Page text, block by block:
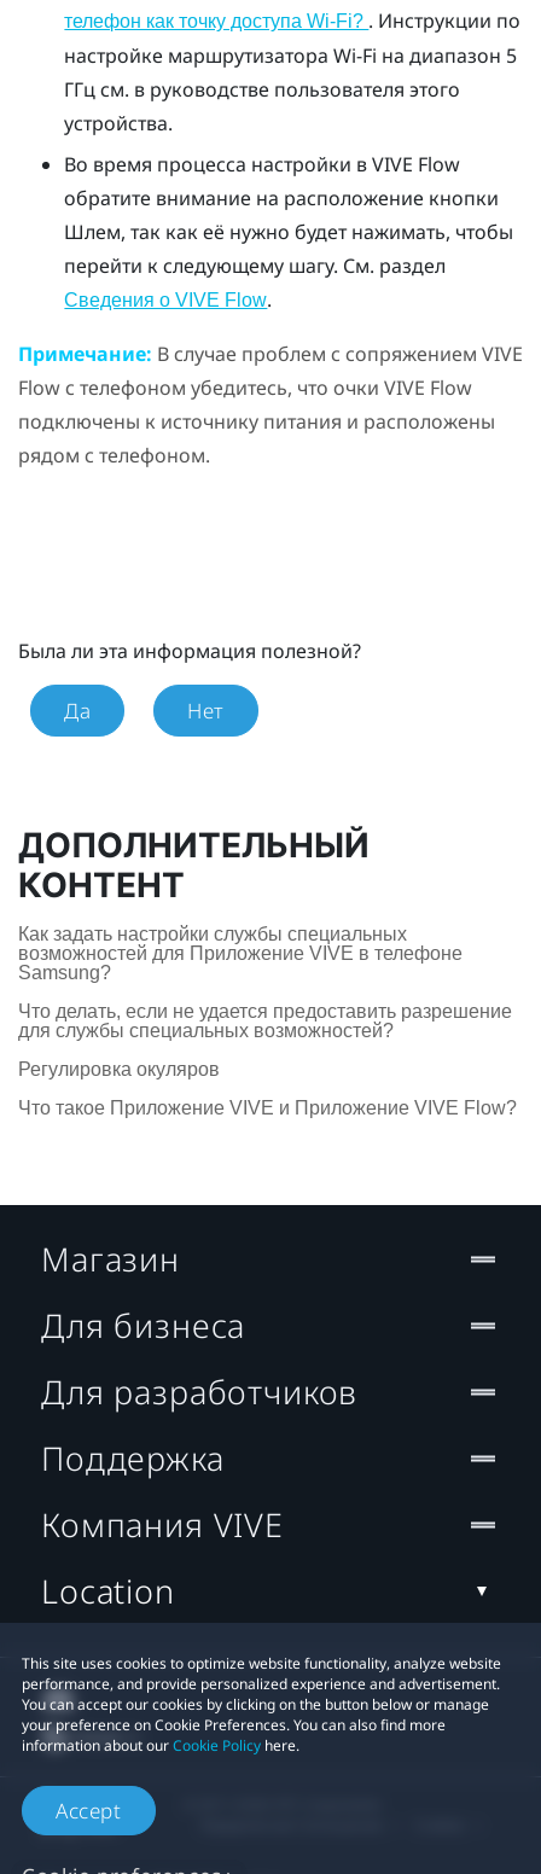
телефон как точку доступа Wi-Fi? . Инструкции по
настройке маршрутизатораWi-Fi на диапазон 5
ГГц см. в руководстве пользователя этого
устройства.
Во время процесса настройки вVIVE Flow
обратите внимание на расположение кнопки
Шлем, так как её нужно будет нажимать, чтобы
перейти к следующему шагу. См. раздел
Сведения о VIVE Flow.
Примечание: В случае проблем с сопряжением VIVE
Flowс телефоном убедитесь, что очки VIVE Flow
подключены к источнику питания и расположены
рядом с телефоном.
Была ли эта информация полезной?
Да Нет
ДОПОЛНИТЕЛЬНЫЙ
КОНТЕНТ
Как задать настройки службы специальных
возможностей для Приложение VIVE в телефоне
Samsung?
Что делать, если не удается предоставить разрешение
для службы специальных возможностей?
Регулировка окуляров
Что такое Приложение VIVE и Приложение VIVE Flow?
This site uses cookies to optimize website functionality, analyze website
performance, and provide personalized experience and advertisement.
You can accept our cookies by clicking on the button below or manage
your preference on Cookie Preferences. You can also find more
information about ourCookie Policy here.
Accept
Магазин
Для бизнеса
Для разработчиков
Поддержка
Компания VIVE
Location